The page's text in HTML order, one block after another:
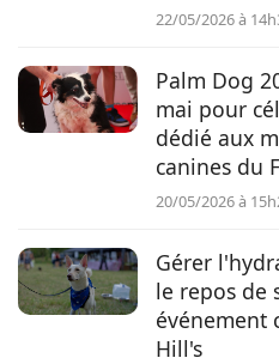
22/05/2026 à
Palm Dog
mai pour
dédié aux
canines du
20/05/2026 à
Gérer
le repos de
événement
Hill's